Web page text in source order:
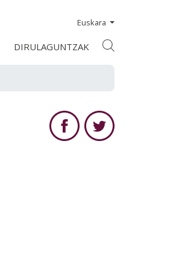
Euskara
DIRULAGUNTZAK